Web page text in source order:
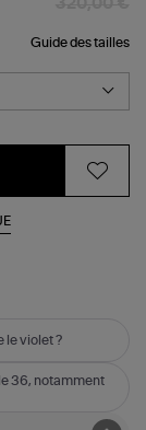
Guide des tailles
le violet ?
36, notamment